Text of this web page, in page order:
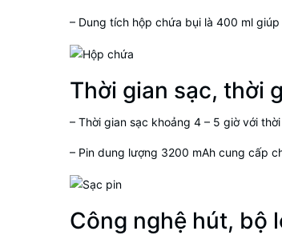
– Dung tích hộp chứa bụi là 400 ml
Thời gian sạc, thời
– Thời gian sạc khoảng 4 – 5 giờ với
– Pin dung lượng 3200 mAh cung cấp
Công nghệ hút, bộ